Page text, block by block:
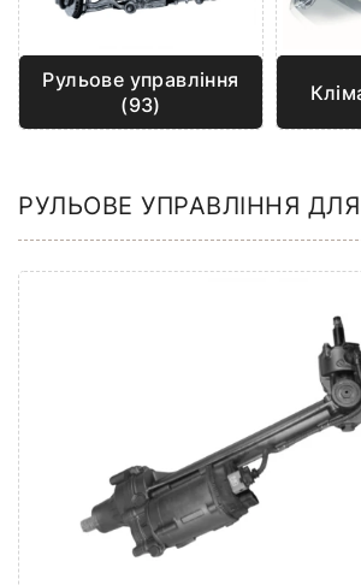
Рульове управління
(93)
РУЛЬОВЕ УПРАВЛІННЯ ДЛЯ